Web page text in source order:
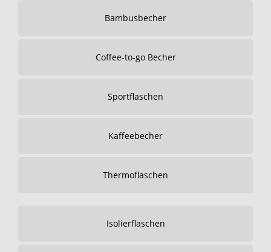
Bambusbecher
Coffee-to-go Becher
Sportflaschen
Kaffeebecher
Thermoflaschen
Isolierflaschen